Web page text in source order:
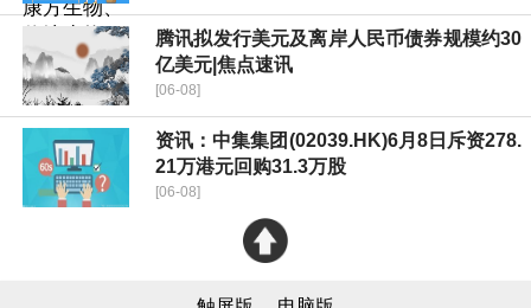
腾讯拟发行美元及离岸人民币债券规模约30
亿美元|焦点速讯
[06-08]
资讯：中集集团(02039.HK)6月8日斥资278.
21万港元回购31.3万股
[06-08]